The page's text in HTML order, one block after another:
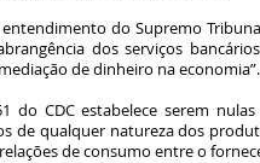
do Supremo
dos serviços
de dinheiro na economia”.
do CDC estabelece serem
de qualquer natureza dos
de consumo entre o